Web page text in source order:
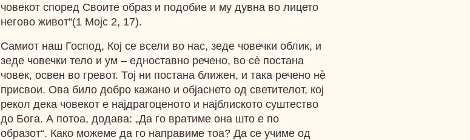
човекот според Своите образ и подобие и му дувна во лицето
негово живот“(1 Мојс 2, 17).
Самиот наш Господ, Кој се всели во нас, зеде човечки облик, и
зеде човечки тело и ум – едноставно речено, во сè постана
човек, освен во гревот. Тој ни постана ближен, и така речено нѐ
присвои. Ова било добро кажано и објаснето од светителот, кој
рекол дека човекот е најдрагоценото и најблиското суштество
до Бога. А потоа, додава: „Да го вратиме она што е по
образот“. Како можеме да го направиме тоа? Да се учиме од